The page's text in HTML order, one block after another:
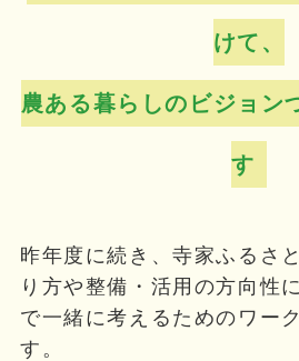
けて、
農ある暮らしのビジョン
す
昨年度に続き、寺家ふるさ
り方や整備・活用の方向性
で一緒に考えるためのワー
す。